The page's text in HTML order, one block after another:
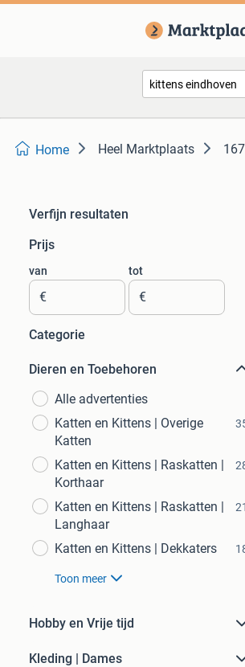
Home Heel Marktplaats
Verfijn resultaten
Prijs
van
€
tot
€
Categorie
Dieren en Toebehoren
Alle advertenties
Katten en Kittens | Overige
Katten
Katten en Kittens | Raskatten |
Korthaar
Katten en Kittens | Raskatten |
Langhaar
21
Katten en Kittens | Dekkaters
Toon meer
Hobby en Vrije tijd
Kleding | Dames